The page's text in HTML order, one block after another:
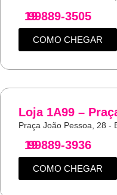
19
99889-3505
COMO CHEGAR
Loja 1A99 –
Praça João Pessoa, 28 -
19
99889-3936
COMO CHEGAR